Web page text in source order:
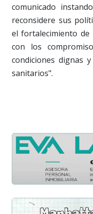
comunicado
reconsidere sus
el fortalecimiento de
con los
condiciones dignas
sanitarios".